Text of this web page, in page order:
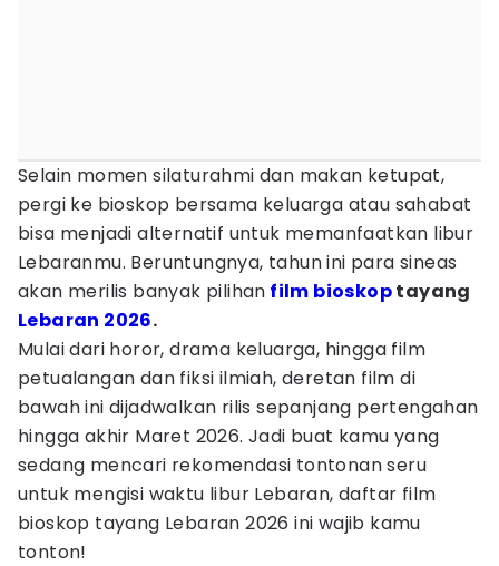
Selain momen silaturahmi dan makan ketupat,
pergi ke bioskop bersama keluarga atau sahabat
bisa menjadi alternatif untuk memanfaatkan libur
Lebaranmu. Beruntungnya, tahun ini para sineas
akan merilis banyak pilihan film bioskoptayang
Lebaran 2026.
Mulai dari horor, drama keluarga, hingga film
petualangan dan fiksi ilmiah, deretan film di
bawah ini dijadwalkan rilis sepanjang pertengahan
hingga akhir Maret 2026. Jadi buat kamu yang
sedang mencari rekomendasi tontonan seru
untuk mengisi waktu libur Lebaran, daftar film
bioskop tayang Lebaran 2026 ini wajib kamu
tonton!